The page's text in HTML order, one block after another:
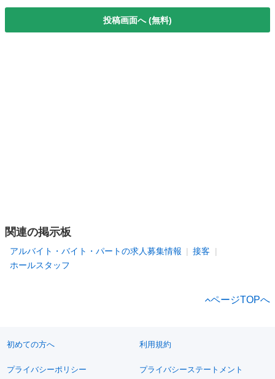
投稿画面へ (無料)
関連の掲示板
アルバイト・バイト・パートの求人募集情報
接客
ホールスタッフ
ページTOPへ
初めての方へ 利用規約
プライバシーポリシー プライバシーステートメント